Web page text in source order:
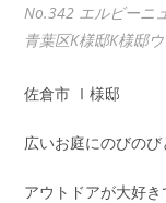
No.342 エルビーニ
青葉区K様邸K様邸
佐倉市 Ⅰ様邸
広いお庭にのびのび
アウトドアが大好